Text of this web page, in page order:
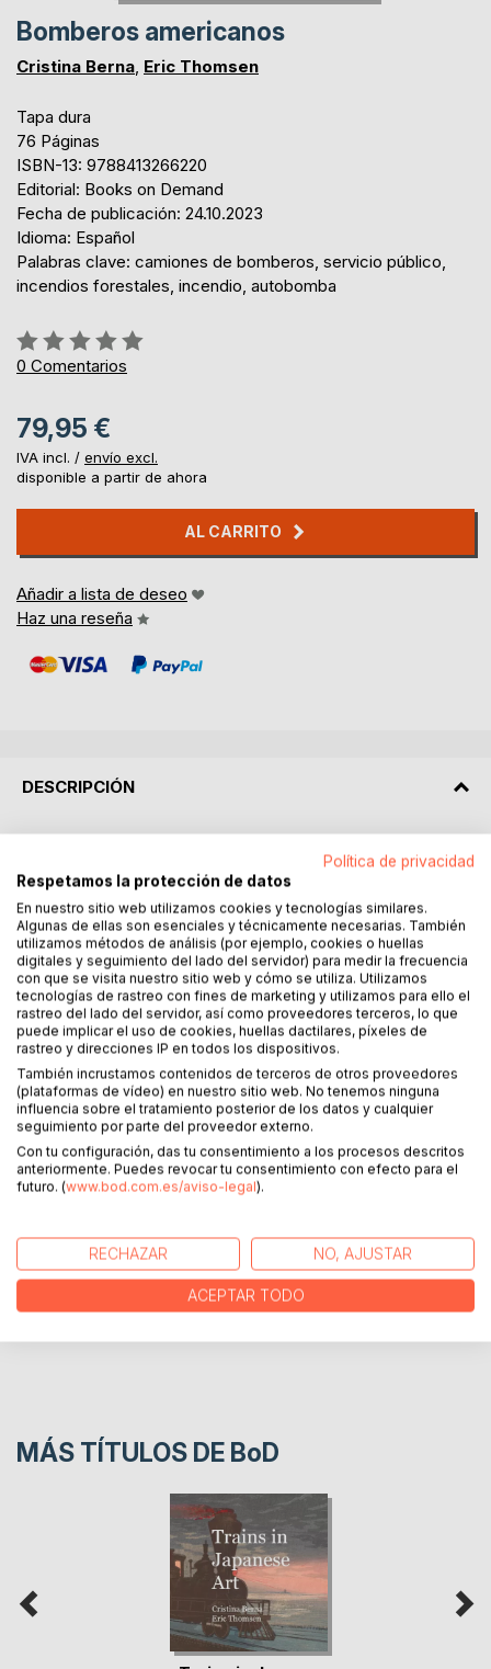
Bomberos americanos
Cristina Berna, Eric Thomsen
Tapa dura
76 Páginas
ISBN-13: 9788413266220
Editorial: Books on Demand
Fecha de publicación: 24.10.2023
Idioma: Español
Palabras clave: camiones de bomberos, servicio público,
incendios forestales, incendio, autobomba
Rating:
0%
0 Comentarios
79,95 €
IVA incl. / envío excl.
disponible a partir de ahora
AL CARRITO
Añadir a lista de deseo
Haz una reseña
DESCRIPCIÓN
¡Los camiones de bomberos son algunos de los vehículos
más interesantes de todos!
Están bellamente coloreados, tienen un cromo llamativo y
tienen todo este equipo interesante.
Los camiones de bomberos tienen luces muy llamativas,
bocinas y sirenas fuertes y variadas y algunos de ellos
todavía tienen campanas.
Los camiones de bomberos tienen que ver con el servicio
público: vienen a ayudarlo si su casa se está incendiando o
ha ocurrido un accidente.
Honramos a todos los bomberos y rescatistas este 4 de
julio de 2023 y esperamos que disfruten de nuestra
selección de fotos.
SOBRE EL AUTOR
EN LA PRENSA
MÁS TÍTULOS DE BoD
Política de privacidad
Respetamos la protección de datos
En nuestro sitio web utilizamos cookies y tecnologías similares.
Algunas de ellas son esenciales y técnicamente necesarias. También
utilizamos métodos de análisis (por ejemplo, cookies o huellas
digitales y seguimiento del lado del servidor) para medir la frecuencia
con que se visita nuestro sitio web y cómo se utiliza. Utilizamos
tecnologías de rastreo con fines de marketing y utilizamos para ello el
rastreo del lado del servidor, así como proveedores terceros, lo que
puede implicar el uso de cookies, huellas dactilares, píxeles de
rastreo y direcciones IP en todos los dispositivos.
También incrustamos contenidos de terceros de otros proveedores
(plataformas de vídeo) en nuestro sitio web. No tenemos ninguna
influencia sobre el tratamiento posterior de los datos y cualquier
seguimiento por parte del proveedor externo.
Con tu configuración, das tu consentimiento a los procesos descritos
anteriormente. Puedes revocar tu consentimiento con efecto para el
futuro. (www.bod.com.es/aviso-legal).
RECHAZAR NO, AJUSTAR
ACEPTAR TODO